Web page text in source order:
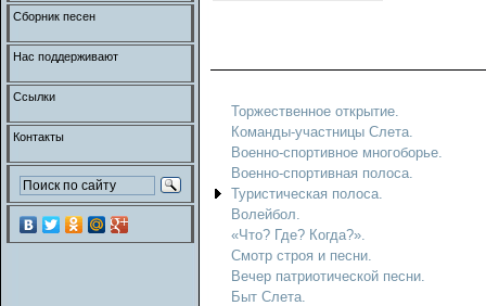
Торжественное открытие.
Команды-участницы Слета.
Военно-спортивное многоборье.
Военно-спортивная полоса.
Туристическая полоса.
Волейбол.
«Что? Где? Когда?».
Смотр строя и песни.
Вечер патриотической песни.
Быт Слета.
Сборник песен
Нас поддерживают
Ссылки
Контакты